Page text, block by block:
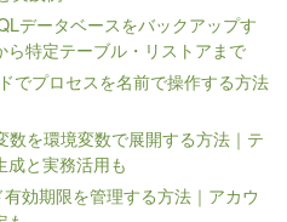
データベースをバックアップす
ら特定テーブル・リストアまで
でプロセスを名前で操作する方法
を環境変数で展開する方法｜テ
成と実務活用も
効期限を管理する方法｜アカウ